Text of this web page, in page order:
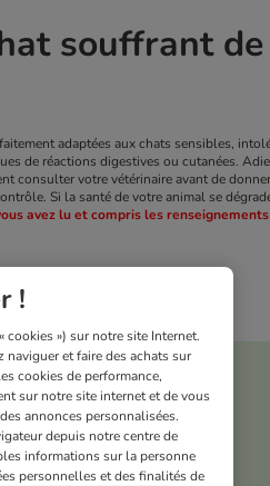
souffrant
adaptées aux chats sensibles,
de réactions digestives ou cutanées.
consulter votre vétérinaire avant de
Si la santé de votre animal se
avez lu et compris les
!
») sur notre site Internet.
et faire des achats sur
cookies de performance,
sur notre site internet et de vous
annonces personnalisées.
depuis notre centre de
informations sur la personne
personnelles et des finalités de